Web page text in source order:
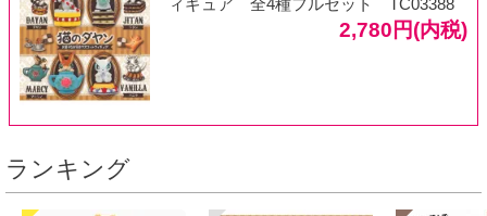
ィギュア 全4種フルセット TC03388
2,780円(内税)
ランキング